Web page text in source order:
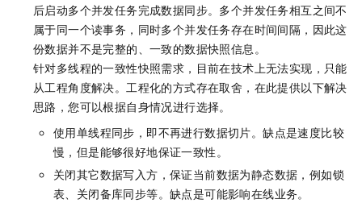
后启动多个并发任务完成数据同步。多个并发任务相互之间不
属于同一个读事务，同时多个并发任务存在时间间隔，因此这
份数据并不是完整的、一致的数据快照信息。
针对多线程的一致性快照需求，目前在技术上无法实现，只能
从工程角度解决。工程化的方式存在取舍，在此提供以下解决
思路，您可以根据自身情况进行选择。
使用单线程同步，即不再进行数据切片。缺点是速度比较
慢，但是能够很好地保证一致性。
关闭其它数据写入方，保证当前数据为静态数据，例如锁
表、关闭备库同步等。缺点是可能影响在线业务。